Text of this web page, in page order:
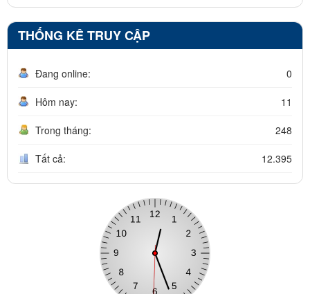
THỐNG KÊ TRUY CẬP
Đang online: 0
Hôm nay: 11
Trong tháng: 248
Tất cả: 12.395